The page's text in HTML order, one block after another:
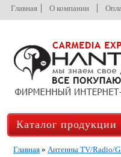
Главная О компании
Каталог продукции
Главная » Антенны TV/Radio/